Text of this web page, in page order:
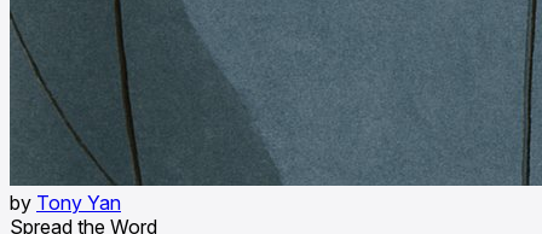
by Tony Yan
Spread the Word